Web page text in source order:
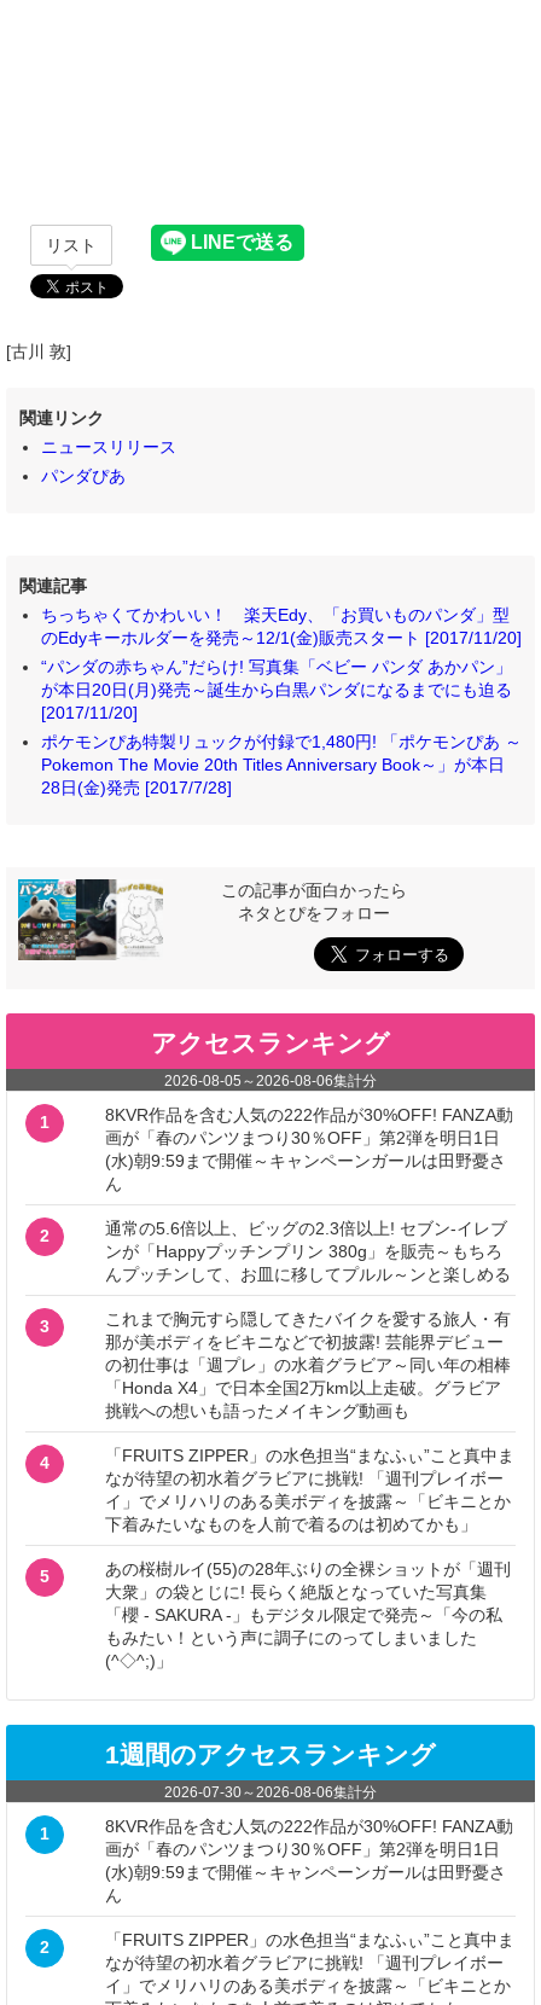
リスト
[古川 敦]
関連リンク
ニュースリリース
パンダぴあ
関連記事
ちっちゃくてかわいい！ 楽天Edy、「お買いものパンダ」型
のEdyキーホルダーを発売～12/1(金)販売スタート [2017/11/20]
“パンダの赤ちゃん”だらけ! 写真集「ベビー パンダ あかパン」
が本日20日(月)発売～誕生から白黒パンダになるまでにも迫る
[2017/11/20]
ポケモンぴあ特製リュックが付録で1,480円! 「ポケモンぴあ ～
Pokemon The Movie 20th Titles Anniversary Book～」が本日
28日(金)発売 [2017/7/28]
この記事が面白かったら
ネタとぴをフォロー
アクセスランキング
2026-08-05 ～ 2026-08-06集計分
1
8KVR作品を含む人気の222作品が30%OFF! FANZA動
画が「春のパンツまつり30％OFF」第2弾を明日1日
(水)朝9:59まで開催～キャンペーンガールは田野憂さ
ん
2
通常の5.6倍以上、ビッグの2.3倍以上! セブン‐イレブ
ンが「Happyプッチンプリン 380g」を販売～もちろ
んプッチンして、お皿に移してプルル～ンと楽しめる
3
これまで胸元すら隠してきたバイクを愛する旅人・有
那が美ボディをビキニなどで初披露! 芸能界デビュー
の初仕事は「週プレ」の水着グラビア～同い年の相棒
「Honda X4」で日本全国2万km以上走破。グラビア
挑戦への想いも語ったメイキング動画も
4
「FRUITS ZIPPER」の水色担当“まなふぃ”こと真中ま
なが待望の初水着グラビアに挑戦! 「週刊プレイボー
イ」でメリハリのある美ボディを披露～「ビキニとか
下着みたいなものを人前で着るのは初めてかも」
5
あの桜樹ルイ(55)の28年ぶりの全裸ショットが「週刊
大衆」の袋とじに! 長らく絶版となっていた写真集
「櫻 - SAKURA -」もデジタル限定で発売～「今の私
もみたい！という声に調子にのってしまいました
(^◇^;)」
1週間のアクセスランキング
2026-07-30～ 2026-08-06集計分
1
8KVR作品を含む人気の222作品が30%OFF! FANZA動
画が「春のパンツまつり30％OFF」第2弾を明日1日
(水)朝9:59まで開催～キャンペーンガールは田野憂さ
ん
2
「FRUITS ZIPPER」の水色担当“まなふぃ”こと真中ま
なが待望の初水着グラビアに挑戦! 「週刊プレイボー
イ」でメリハリのある美ボディを披露～「ビキニとか